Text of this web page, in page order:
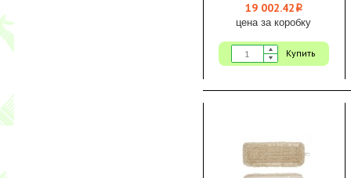
19 002.42 i
цена за коробку
Купить